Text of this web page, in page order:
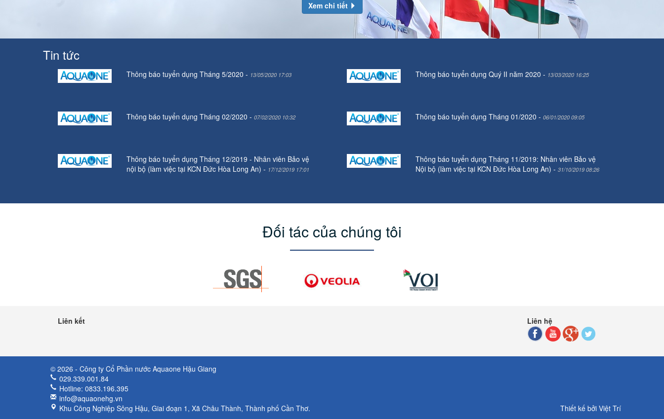
Xem chi tiết
Tin tức
Thông báo tuyển dụng Tháng 5/2020 - 13/05/2020 17:03 Thông báo tuyển dụng Quý II năm 2020 - 13/03/2020 16:25
Thông báo tuyển dụng Tháng 02/2020 - 07/02/2020 10:32 Thông báo tuyển dụng Tháng 01/2020 - 06/01/2020 09:05
Thông báo tuyển dụng Tháng 12/2019 - Nhân viên Bảo vệ
nội bộ (làm việc tại KCN Đức Hòa Long An) - 17/12/2019 17:01
Thông báo tuyển dụng Tháng 11/2019: Nhân viên Bảo vệ
Nội bộ (làm việc tại KCN Đức Hòa Long An) - 31/10/2019 08:26
Đối tác của chúng tôi
Liên kết Liên hệ
© 2026 - Công ty Cổ Phần nước Aquaone Hậu Giang
029.339.001.84
Hotline: 0833.196.395
info@aquaonehg.vn
Khu Công Nghiệp Sông Hậu, Giai đoạn 1, Xã Châu Thành, Thành phố Cần Thơ.
Thiết kế bởi Việt Trí